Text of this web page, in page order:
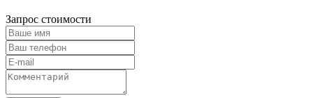
Запрос стоимости